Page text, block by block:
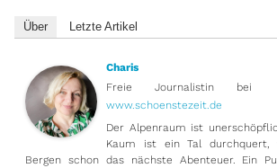
Über Letzte Artikel
Charis
Freie Journalistin bei
www.schoenstezeit.de
Der Alpenraum ist
Kaum ist ein Tal
Bergen schon das nächste Abenteuer. Ein